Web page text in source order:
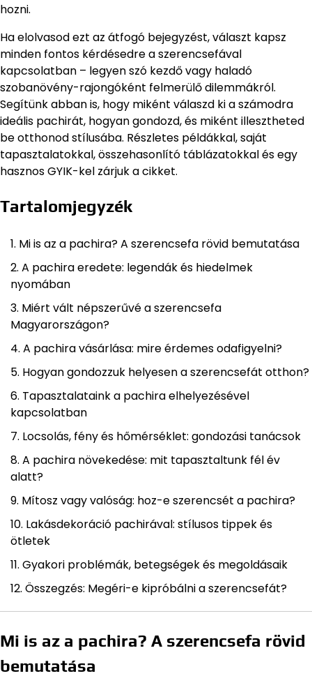
hozni.
Ha elolvasod ezt az átfogó bejegyzést, választ kapsz
minden fontos kérdésedre a szerencsefával
kapcsolatban – legyen szó kezdő vagy haladó
szobanövény-rajongóként felmerülő dilemmákról.
Segítünk abban is, hogy miként válaszd ki a számodra
ideális pachirát, hogyan gondozd, és miként illesztheted
be otthonod stílusába. Részletes példákkal, saját
tapasztalatokkal, összehasonlító táblázatokkal és egy
hasznos GYIK-kel zárjuk a cikket.
Tartalomjegyzék
Mi is az a pachira? A szerencsefa rövid bemutatása
A pachira eredete: legendák és hiedelmek
nyomában
Miért vált népszerűvé a szerencsefa
Magyarországon?
A pachira vásárlása: mire érdemes odafigyelni?
Hogyan gondozzuk helyesen a szerencsefát otthon?
Tapasztalataink a pachira elhelyezésével
kapcsolatban
Locsolás, fény és hőmérséklet: gondozási tanácsok
A pachira növekedése: mit tapasztaltunk fél év
alatt?
Mítosz vagy valóság: hoz-e szerencsét a pachira?
Lakásdekoráció pachirával: stílusos tippek és
ötletek
Gyakori problémák, betegségek és megoldásaik
Összegzés: Megéri-e kipróbálni a szerencsefát?
Mi is az a pachira? A szerencsefa rövid
bemutatása